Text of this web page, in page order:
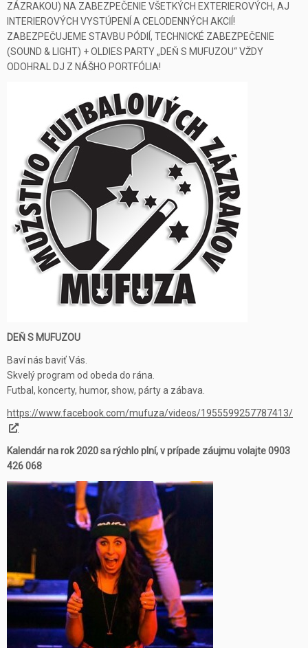
ZÁZRAKOU) NA ZABEZPEČENIE VŠETKÝCH EXTERIEROVÝCH, AJ
INTERIEROVÝCH VYSTÚPENÍ A CELODENNÝCH AKCIÍ!
ZABEZPEČUJEME STAVBU PÓDIÍ, TECHNICKÉ ZABEZPEČENIE
(SOUND & LIGHT) + OLDIES PARTY „DEŇ S MUFUZOU“ VŽDY
ODOHRAL DJ Z NÁŠHO PORTFÓLIA!
DEŇ S MUFUZOU
Baví nás baviť Vás.
Skvelý program od obeda do rána.
Futbal, koncerty, humor, show, párty a zábava.
https://www.facebook.com/mufuza/videos/1955599257787413/
Kalendár na rok 2020 sa rýchlo plní, v prípade záujmu volajte 0903
426 068